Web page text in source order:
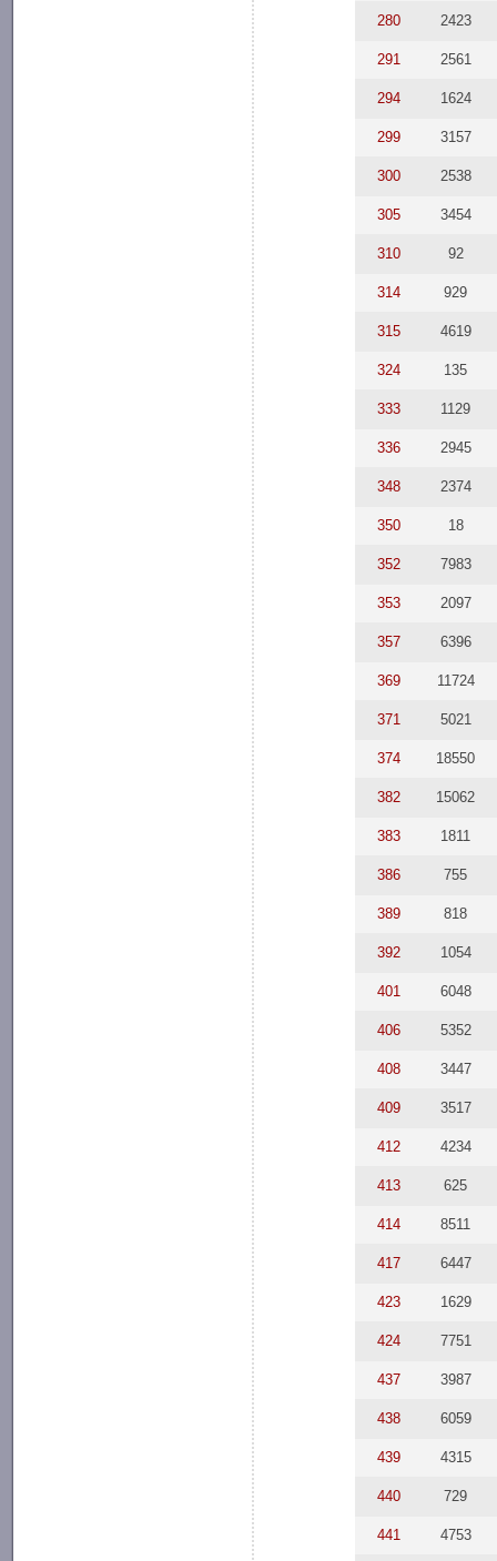
280 2423
291 2561
294 1624
299 3157
300 2538
305 3454
310 92
314 929
315 4619
324 135
333 1129
336 2945
348 2374
350 18
352 7983
353 2097
357 6396
369 11724
371 5021
374 18550
382 15062
383 1811
386 755
389 818
392 1054
401 6048
406 5352
408 3447
409 3517
412 4234
413 625
414 8511
417 6447
423 1629
424 7751
437 3987
438 6059
439 4315
440 729
441 4753